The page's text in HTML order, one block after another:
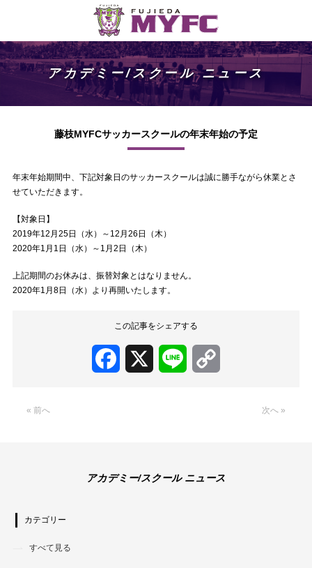
アカデミー/スクール ニュース
藤枝MYFCサッカースクールの年末年始の予定
年末年始期間中、下記対象日のサッカースクールは誠に勝手ながら休業とさ
せていただきます。
【対象日】
2019年12月25日（水）～12月26日（木）
2020年1月1日（水）～1月2日（木）
上記期間のお休みは、振替対象とはなりません。
2020年1月8日（水）より再開いたします。
この記事をシェアする
Facebook Line
« 前へ 次へ »
アカデミー/スクール ニュース
カテゴリー
すべて見る